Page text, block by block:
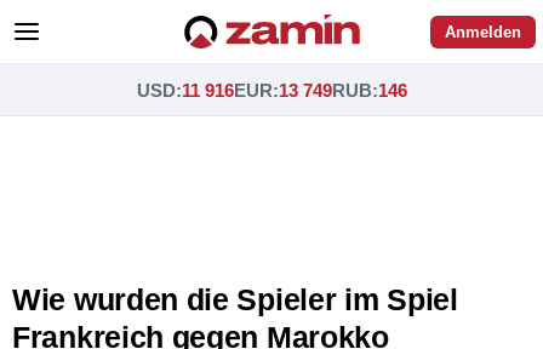
Anmelden
USD:11 916EUR:13 749RUB:146
Wie wurden die Spieler im Spiel
Frankreich gegen Marokko